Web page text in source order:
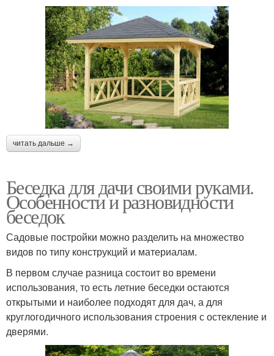
читать дальше →
Беседка для дачи своими руками.
Особенности и разновидности
беседок
Садовые постройки можно разделить на множество
видов по типу конструкций и материалам.
В первом случае разница состоит во времени
использования, то есть летние беседки остаются
открытыми и наиболее подходят для дач, а для
круглогодичного использования строения с остекление и
дверями.